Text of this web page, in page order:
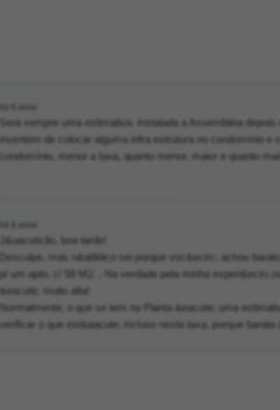
Será sempre uma estimativa. Instalada a Assembléia
inventem de colocar alguma infra estrutura no condomínio e
condomínio, menor a taxa, quanto menor, maior e quanto
J&uacute;lio, boa tarde!
Desculpe, mas n&atilde;o sei porque voc&ecirc; achou
p/ um apto. c/ 58 M2. , Na verdade pela minha
&eacute; muito alta!
Normalmente, o que se tem na Planta &eacute; uma
verificar o que est&aacute; incluso nesta taxa, porque barata